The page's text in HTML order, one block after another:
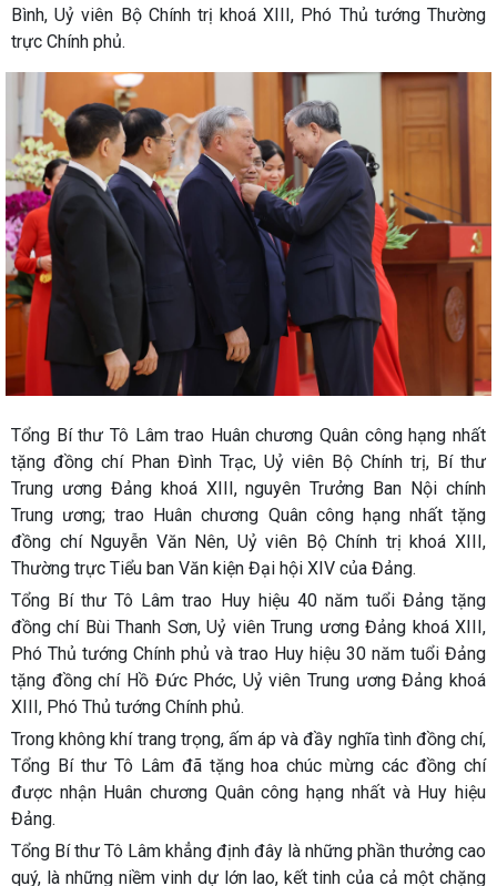
Bình, Uỷ viên Bộ Chính trị khoá XIII, Phó Thủ tướng Thường
trực Chính phủ.
Tổng Bí thư Tô Lâm trao Huân chương Quân công hạng nhất
tặng đồng chí Phan Đình Trạc, Uỷ viên Bộ Chính trị, Bí thư
Trung ương Đảng khoá XIII, nguyên Trưởng Ban Nội chính
Trung ương; trao Huân chương Quân công hạng nhất tặng
đồng chí Nguyễn Văn Nên, Uỷ viên Bộ Chính trị khoá XIII,
Thường trực Tiểu ban Văn kiện Đại hội XIV của Đảng.
Tổng Bí thư Tô Lâm trao Huy hiệu 40 năm tuổi Đảng tặng
đồng chí Bùi Thanh Sơn, Uỷ viên Trung ương Đảng khoá XIII,
Phó Thủ tướng Chính phủ và trao Huy hiệu 30 năm tuổi Đảng
tặng đồng chí Hồ Đức Phớc, Uỷ viên Trung ương Đảng khoá
XIII, Phó Thủ tướng Chính phủ.
Trong không khí trang trọng, ấm áp và đầy nghĩa tình đồng chí,
Tổng Bí thư Tô Lâm đã tặng hoa chúc mừng các đồng chí
được nhận Huân chương Quân công hạng nhất và Huy hiệu
Đảng.
Tổng Bí thư Tô Lâm khẳng định đây là những phần thưởng cao
quý, là những niềm vinh dự lớn lao, kết tinh của cả một chặng